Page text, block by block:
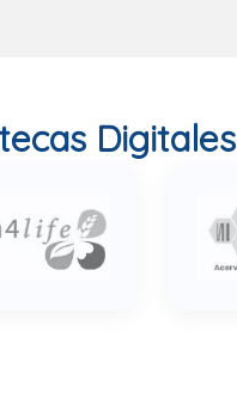
Digitales